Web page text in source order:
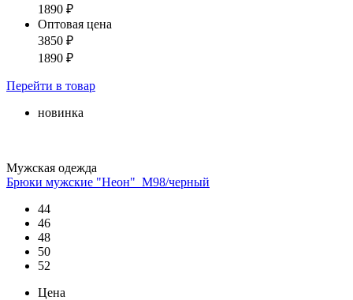
1890 ₽
Оптовая цена
3850 ₽
1890 ₽
Перейти в товар
новинка
Мужская одежда
Брюки мужские "Неон"_М98/черный
44
46
48
50
52
Цена